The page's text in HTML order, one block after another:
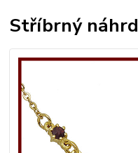
Stříbrný